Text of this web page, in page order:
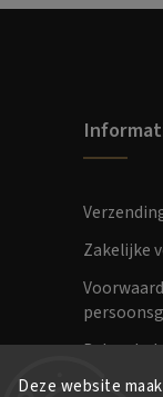
Deze website
Zakelijke